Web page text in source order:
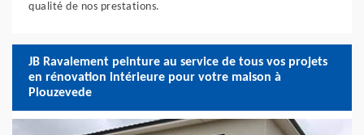
qualité de nos prestations.
JB Ravalement peinture au service de tous vos projets
en rénovation intérieure pour votre maison à
Plouzevede